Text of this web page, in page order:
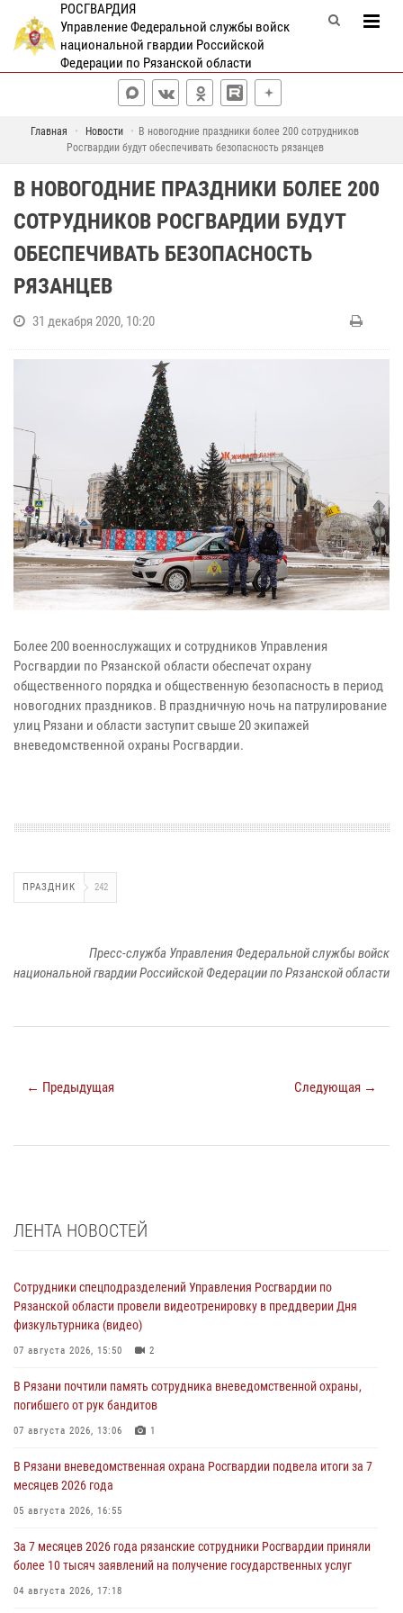
РОСГВАРДИЯ
Управление Федеральной службы войск
национальной гвардии Российской
Федерации по Рязанской области
Главная Новости
В новогодние праздники более 200 сотрудников
Росгвардии будут обеспечивать безопасность рязанцев
В НОВОГОДНИЕ ПРАЗДНИКИ БОЛЕЕ 200
СОТРУДНИКОВ РОСГВАРДИИ БУДУТ
ОБЕСПЕЧИВАТЬ БЕЗОПАСНОСТЬ
РЯЗАНЦЕВ
31 декабря 2020, 10:20
Более 200 военнослужащих и сотрудников Управления
Росгвардии по Рязанской области обеспечат охрану
общественного порядка и общественную безопасность в период
новогодних праздников. В праздничную ночь на патрулирование
улиц Рязани и области заступит свыше 20 экипажей
вневедомственной охраны Росгвардии.
ПРАЗДНИК 242
Пресс-служба Управления Федеральной службы войск
национальной гвардии Российской Федерации по Рязанской области
← Предыдущая Следующая →
ЛЕНТА НОВОСТЕЙ
Сотрудники спецподразделений Управления Росгвардии по
Рязанской области провели видеотренировку в преддверии Дня
физкультурника (видео)
07 августа 2026, 15:50 2
В Рязани почтили память сотрудника вневедомственной охраны,
погибшего от рук бандитов
07 августа 2026, 13:06 1
В Рязани вневедомственная охрана Росгвардии подвела итоги за 7
месяцев 2026 года
05 августа 2026, 16:55
За 7 месяцев 2026 года рязанские сотрудники Росгвардии приняли
более 10 тысяч заявлений на получение государственных услуг
04 августа 2026, 17:18